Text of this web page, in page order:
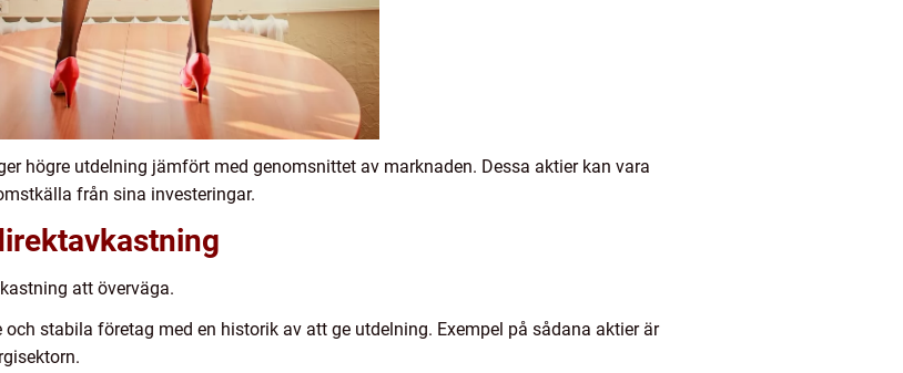
högre utdelning jämfört med genomsnittet av marknaden. Dessa aktier kan vara
från sina investeringar.
att överväga.
stabila företag med en historik av att ge utdelning. Exempel på sådana aktier är